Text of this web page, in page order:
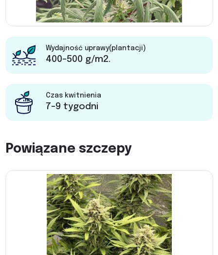
Wydajność uprawy(plantacji)
400-500 g/m2.
Czas kwitnienia
7-9 tygodni
Powiązane szczepy